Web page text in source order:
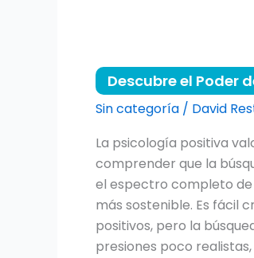
Descubre el Poder
Sin categoría / David
La psicología positiva
comprender que la
el espectro completo de
más sostenible. Es fácil
positivos, pero la
presiones poco
Poder
de
Inteligencia
Emocional:
Tu
Guía
para
una